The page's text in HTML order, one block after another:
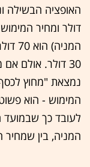
דולר ומחיר
נמצאת "מחוץ
המימוש - הוא
לעובד כך
המניה, בין